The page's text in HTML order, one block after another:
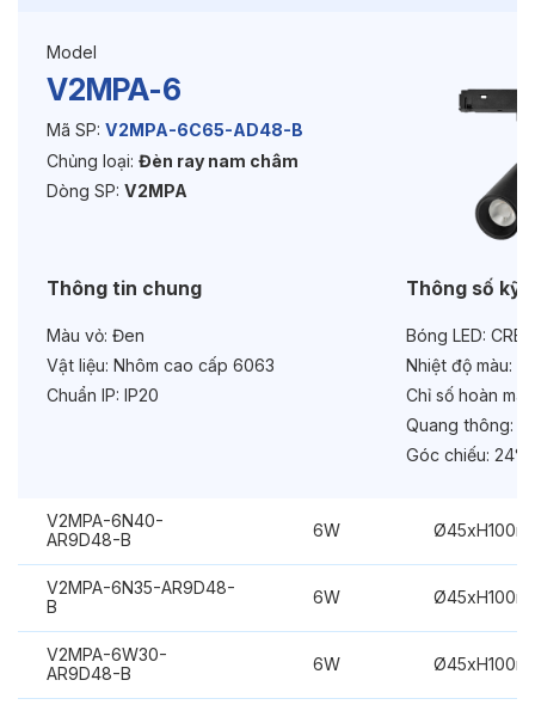
Độ bền & tùy chọn mở rộng
Tuổi thọ:>30000h
Chức năng:On/Off
Model
V2MPA-6
Mã SP: V2MPA-6C65-AD48-B
Chủng loại: Đèn ray nam châm
Dòng SP: V2MPA
Thông tin chung
Màu vỏ: Đen
Vật liệu: Nhôm cao cấp 6063
Chuẩn IP: IP20
Thông số kỹ
Bóng LED:
Nhiệt độ màu:
Chỉ số hoàn
Quang thông:
Góc chiếu: 24°
V2MPA-6N40-
AR9D48-B
6W
V2MPA-6N35-AR9D48-
B
6W
V2MPA-6W30-
AR9D48-B
6W